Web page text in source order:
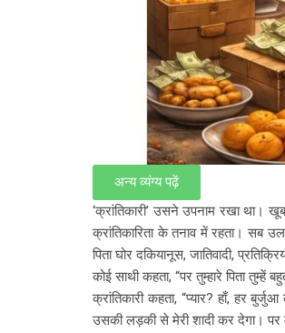
अन्य व्यंग्य पढ़ें
‘क्रांतिकारी’ उसने उपनाम रखा था।
क्रांतिकारिता के तनाव में रहता। सब
पिता घोर दकियानूस, जातिवादी,
कोई साथी कहता, “पर तुम्हारे पिता तुम्हें
क्रांतिकारी कहता, “प्यार? हाँ, हर
उसकी लड़की से मेरी शादी कर देगा। पर